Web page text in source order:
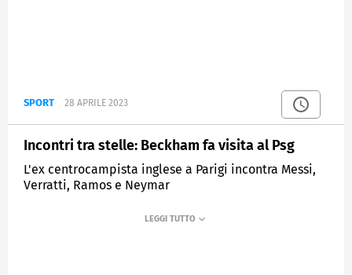
SPORT 28 APRILE 2023
Incontri tra stelle: Beckham fa visita al Psg
L'ex centrocampista inglese a Parigi incontra Messi,
Verratti, Ramos e Neymar
SPORTMEDIASET